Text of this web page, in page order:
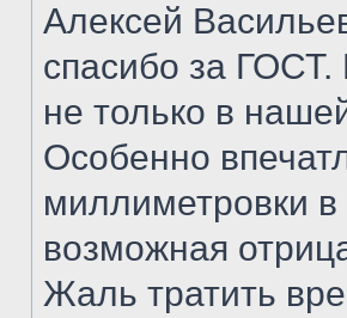
Алексей
спасибо за ГОСТ.
не только в
Особенно
миллиметровки
возможная
Жаль тратить